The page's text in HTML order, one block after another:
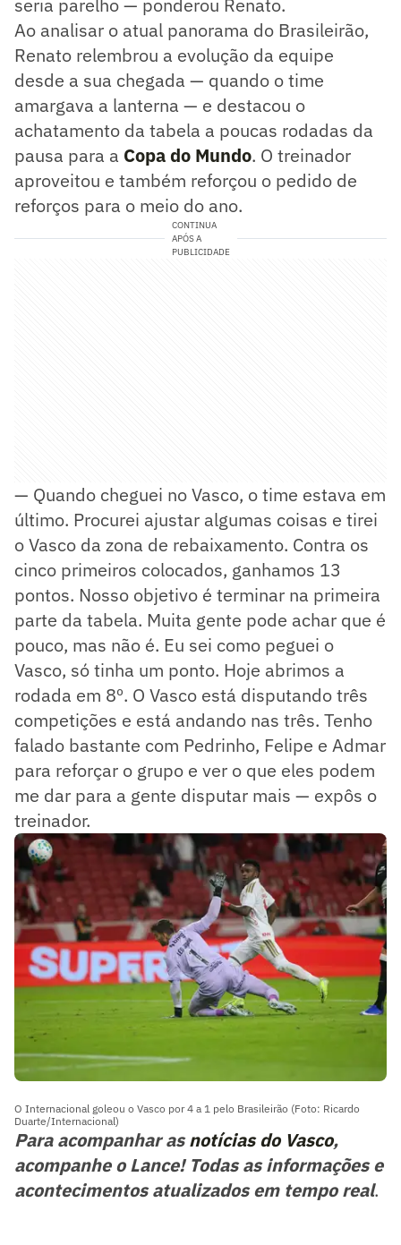
seria parelho — ponderou Renato.
Ao analisar o atual panorama do Brasileirão,
Renato relembrou a evolução da equipe
desde a sua chegada — quando o time
amargava a lanterna — e destacou o
achatamento da tabela a poucas rodadas da
pausa para a Copa do Mundo. O treinador
aproveitou e também reforçou o pedido de
reforços para o meio do ano.
CONTINUA
APÓS A
PUBLICIDADE
— Quando cheguei no Vasco, o time estava em
último. Procurei ajustar algumas coisas e tirei
o Vasco da zona de rebaixamento. Contra os
cinco primeiros colocados, ganhamos 13
pontos. Nosso objetivo é terminar na primeira
parte da tabela. Muita gente pode achar que é
pouco, mas não é. Eu sei como peguei o
Vasco, só tinha um ponto. Hoje abrimos a
rodada em 8º. O Vasco está disputando três
competições e está andando nas três. Tenho
falado bastante com Pedrinho, Felipe e Admar
para reforçar o grupo e ver o que eles podem
me dar para a gente disputar mais — expôs o
treinador.
O Internacional goleou o Vasco por 4 a 1 pelo Brasileirão (Foto: Ricardo
Duarte/Internacional)
Para acompanhar asnotícias do Vasco,
acompanhe o Lance! Todas as informações e
acontecimentos atualizados em tempo real.